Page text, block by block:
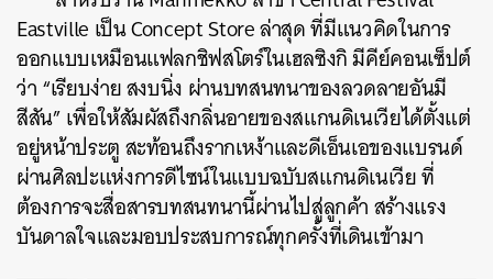
Eastville เป็น Concept Store ล่าสุด ที่มีแนวคิดในการ
ออกแบบเหมือนแฟลกชิฟสโตร์ในเฮลซิงกิ มีคีย์คอนเซ็ปต์
ว่า “เรียบง่าย สงบนิ่ง ผ่านบทสนทนาของลวดลายอันมี
สีสัน” เพื่อให้สัมผัสถึงกลิ่นอายของสแกนดิเนเวียได้ตั้งแต่
อยู่หน้าประตู สะท้อนถึงรากเหง้าและดีเอ็นเอของแบรนด์
ผ่านศิลปะแห่งการดีไซน์ในแบบฉบับสแกนดิเนเวีย ที่
ต้องการจะสื่อสารบทสนทนานี้ผ่านไปสู่ลูกค้า สร้างแรง
บันดาลใจและมอบประสบการณ์ทุกครั้งที่เดินเข้ามา